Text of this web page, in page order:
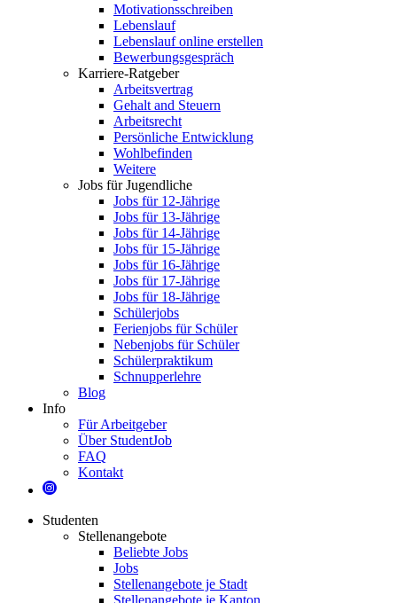
Motivationsschreiben
Lebenslauf
Lebenslauf online erstellen
Bewerbungsgespräch
Karriere-Ratgeber
Arbeitsvertrag
Gehalt and Steuern
Arbeitsrecht
Persönliche Entwicklung
Wohlbefinden
Weitere
Jobs für Jugendliche
Jobs für 12-Jährige
Jobs für 13-Jährige
Jobs für 14-Jährige
Jobs für 15-Jährige
Jobs für 16-Jährige
Jobs für 17-Jährige
Jobs für 18-Jährige
Schülerjobs
Ferienjobs für Schüler
Nebenjobs für Schüler
Schülerpraktikum
Schnupperlehre
Blog
Info
Für Arbeitgeber
Über StudentJob
FAQ
Kontakt
Studenten
Stellenangebote
Beliebte Jobs
Jobs
Stellenangebote je Stadt
Stellenangebote je Kanton